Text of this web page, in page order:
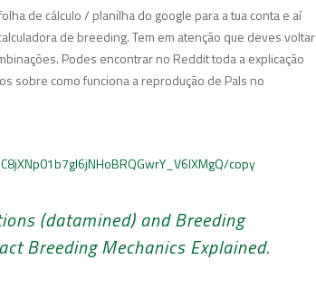
de cálculo / planilha do google para a tua conta e aí
de breeding. Tem em atenção que deves voltar
Podes encontrar no Reddit toda a explicação
sobre como funciona a reprodução de Pals no
copy
(datamined) and Breeding
Breeding Mechanics Explained.